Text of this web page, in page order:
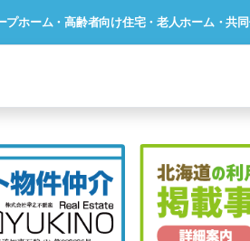
プホーム・高齢者向け住宅・老人ホーム・共